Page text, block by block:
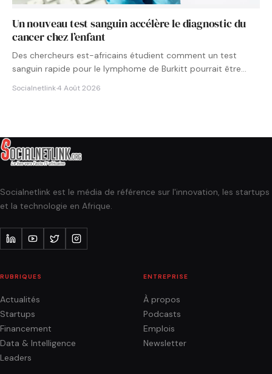
Un nouveau test sanguin accélère le diagnostic du
cancer chez l’enfant
Des chercheurs est-africains étudient comment un test
sanguin rapide pour le lymphome de Burkitt pourrait être
Socialnetlink·4 Août 2026
Socialnetlink est le média de référence sur l'innovation, les startups
et la technologie en Afrique.
RUBRIQUES
Actualités
Startups
Financement
Data & Intelligence
Leaders
ENTREPRISE
À propos
Podcasts
Emplois
Newsletter